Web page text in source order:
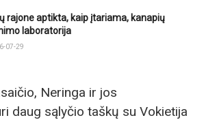
rajone aptikta, kaip įtariama, kanapių
laboratorija
07-29
Neringa ir jos
daug sąlyčio taškų su Vokietija